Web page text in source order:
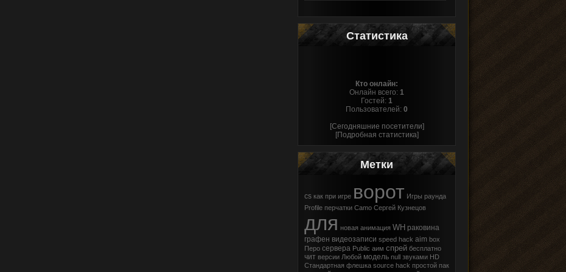
Статистика
Кто онлайн:
Онлайн всего: 1
Гостей: 1
Пользователей: 0
[Сегодняшние посетители]
[Подробная статистика]
Метки
cs как при игре ворот Игры раунда
Profile перчатки Camo Сергей Кузнецов
для новая анимация WH раковина
графен видеозаписи speed hack aim box
Перо сервера Public аим спрей бесплатно
чит версии Любой модель null звуками HD
Стандартная флешка source hack простой пак